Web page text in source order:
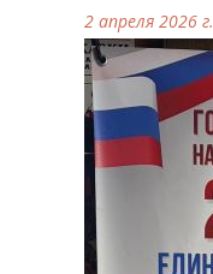
2 апреля 2026 г.